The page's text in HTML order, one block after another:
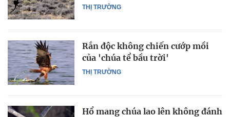
THỊ TRƯỜNG
THỊ TRƯỜNG
Rắn độc không chiến cướp mồi
của 'chúa tể bầu trời'
Hổ mang chúa lao lên không đánh